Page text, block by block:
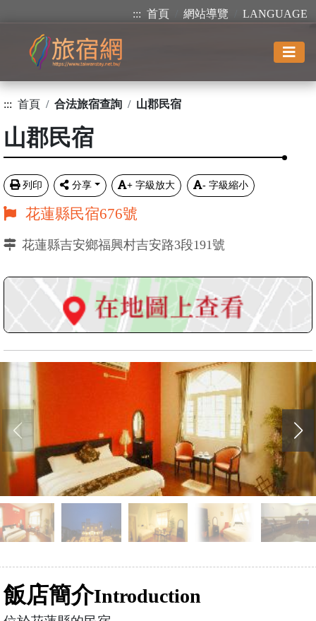
::: 首頁 網站導覽 LANGUAGE
::: 首頁 合法旅宿查詢 山郡民宿
山郡民宿
列印 分享 + 字級放大 - 字級縮小
花蓮縣民宿676號
花蓮縣吉安鄉福興村吉安路3段191號
飯店簡介Introduction